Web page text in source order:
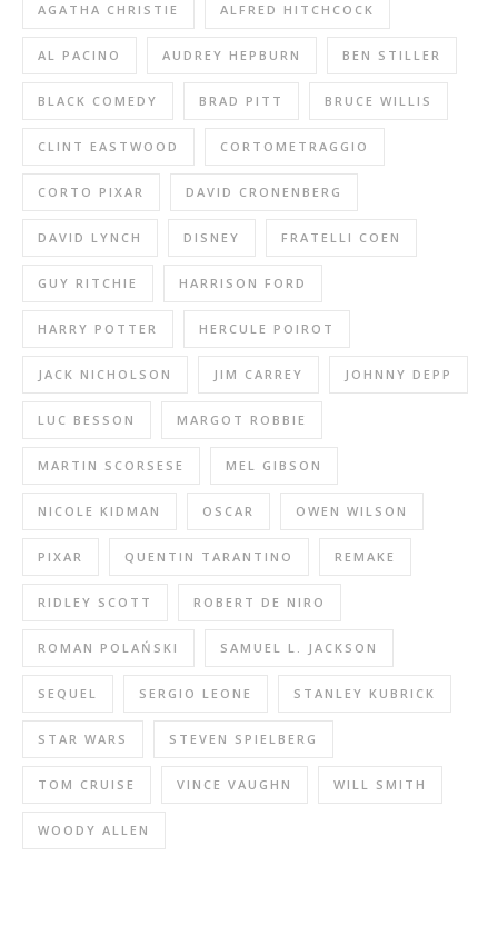
AGATHA CHRISTIE ALFRED HITCHCOCK
AL PACINO AUDREY HEPBURN BEN STILLER
BLACK COMEDY BRAD PITT BRUCE WILLIS
CLINT EASTWOOD CORTOMETRAGGIO
CORTO PIXAR DAVID CRONENBERG
DAVID LYNCH DISNEY FRATELLI COEN
GUY RITCHIE HARRISON FORD
HARRY POTTER HERCULE POIROT
JACK NICHOLSON JIM CARREY JOHNNY DEPP
LUC BESSON MARGOT ROBBIE
MARTIN SCORSESE MEL GIBSON
NICOLE KIDMAN OSCAR OWEN WILSON
PIXAR QUENTIN TARANTINO REMAKE
RIDLEY SCOTT ROBERT DE NIRO
ROMAN POLAŃSKI SAMUEL L. JACKSON
SEQUEL SERGIO LEONE STANLEY KUBRICK
STAR WARS STEVEN SPIELBERG
TOM CRUISE VINCE VAUGHN WILL SMITH
WOODY ALLEN